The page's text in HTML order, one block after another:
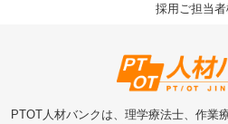
採用ご担当
PTOT人材バンクは、理学療法士、作業